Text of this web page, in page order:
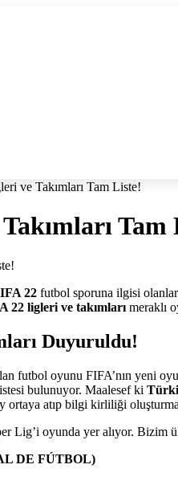
ve Takımları Tam Liste!
Tam
22 futbol sporuna ilgisi
22 ligleri ve takımları meraklı
Duyuruldu!
futbol oyunu FIFA’nın yeni
bulunuyor. Maalesef ki
ortaya atıp bilgi kirliliği
Lig’i oyunda yer alıyor. Bizim
DE FÚTBOL)